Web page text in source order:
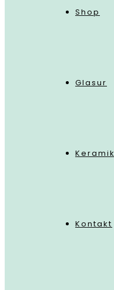
Shop
Glasur
Keramik
Kontakt